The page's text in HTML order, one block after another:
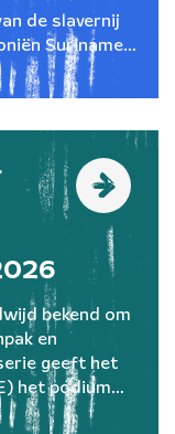
de slavernij
Suriname
het
Nederlandse
bekend om
en
geeft het
het podium
blazers